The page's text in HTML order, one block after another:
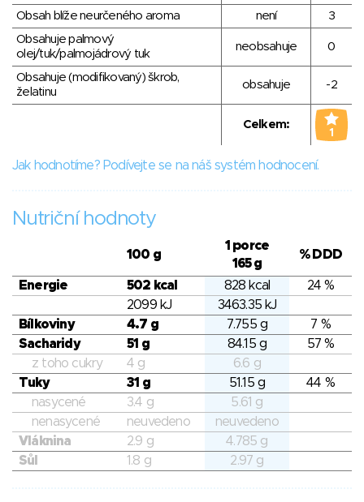
Obsah blíže neurčeného aroma
není
3
Obsahuje palmový
olej/tuk/palmojádrový tuk
neobsahuje 0
Obsahuje (modifikovaný) škrob,
želatinu
obsahuje -2
Celkem:
1
Jak hodnotíme? Podívejte se na náš systém hodnocení.
Nutriční hodnoty
100 g
1 porce
165 g
% DDD
Energie 502 kcal 828 kcal
24 %
2099 kJ
3463.35 kJ
Bílkoviny
4.7 g 7.755 g
7 %
Sacharidy
51 g 84.15 g
57 %
z toho cukry
4 g
6.6 g
Tuky
31 g 51.15 g
44 %
nasycené
3.4 g
5.61 g
nenasycené
neuvedeno
neuvedeno
Vláknina
2.9 g
4.785 g
Sůl
1.8 g 2.97 g